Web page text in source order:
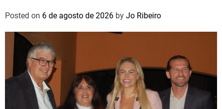
Posted on 6 de agosto de 2026 by Jo Ribeiro